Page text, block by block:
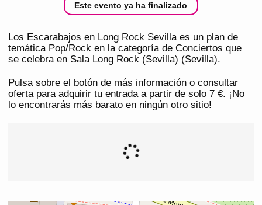
Este evento ya ha finalizado
Los Escarabajos en Long Rock Sevilla es un plan de
temática Pop/Rock en la categoría de Conciertos que
se celebra en Sala Long Rock (Sevilla) (Sevilla).
Pulsa sobre el botón de más información o consultar
oferta para adquirir tu entrada a partir de solo 7 €. ¡No
lo encontrarás más barato en ningún otro sitio!